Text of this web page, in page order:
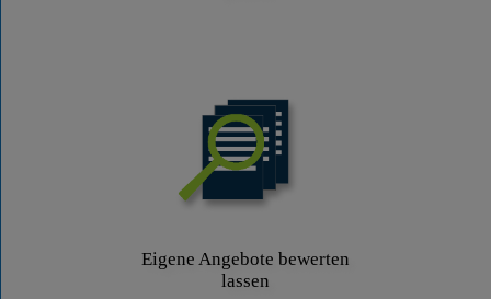
Eigene Angebote bewerten
lassen